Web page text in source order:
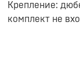
Крепление:
комплект не